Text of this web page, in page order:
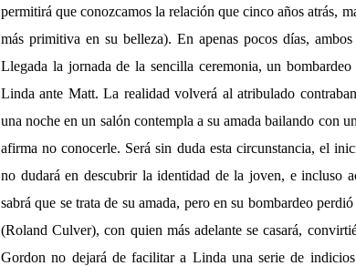
permitirá que conozcamos la relación que cinco años atrás,
más primitiva en su belleza). En apenas pocos días,
Llegada la jornada de la sencilla ceremonia, un
Linda ante Matt. La realidad volverá al atribulado
una noche en un salón contempla a su amada bailando con
afirma no conocerle. Será sin duda esta circunstancia, el
no dudará en descubrir la identidad de la joven, e incluso
sabrá que se trata de su amada, pero en su bombardeo
(Roland Culver), con quien más adelante se casará,
Gordon no dejará de facilitar a Linda una serie de